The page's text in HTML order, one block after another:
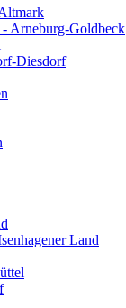
- Arneburg-Goldbeck
Diesdorf
Land